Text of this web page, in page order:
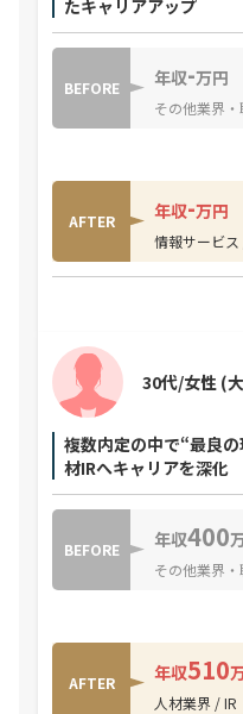
たキャリアアップ
BEFORE 年収-万円
その他業界・
AFTER 年収-万円
情報サービ
複数内定の中で“最良
材IRへキャリアを深化
30代/女性 (
BEFORE 年収400
その他業界・
AFTER 年収510
人材業界 / IR